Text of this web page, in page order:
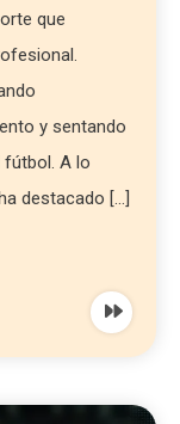
que
y sentando
fútbol. A lo
destacado […]